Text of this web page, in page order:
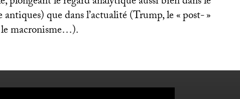
que dans l’actualité (Trump, le «post-»
macronisme…).